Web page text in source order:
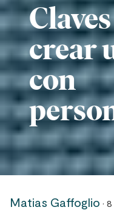
crear
con
Matias Gaffoglio ·